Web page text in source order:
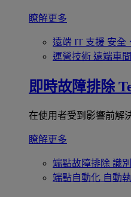
瞭解更多
遠端 IT 支援 安全
運營技術 遠端車
即時故障排除
在使用者受到影響前解
瞭解更多
端點故障排除 識
端點自動化 自動